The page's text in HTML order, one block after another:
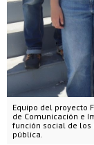
Equipo del proyecto
de Comunicación e
función social de
pública.